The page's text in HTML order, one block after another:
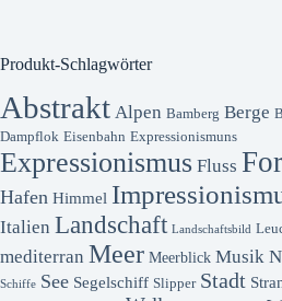
Produkt-Schlagwörter
Abstrakt Alpen Bamberg Berge
Dampflok Eisenbahn Expressionismuns
Expressionismus Fluss
Hafen Himmel
Italien Landschaft Landschaftsbild
mediterran Meer Meerblick Musik
Schiffe See Segelschiff Slipper Stadt